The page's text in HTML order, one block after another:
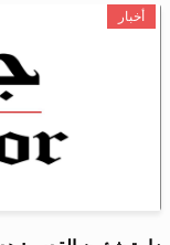
أخبار